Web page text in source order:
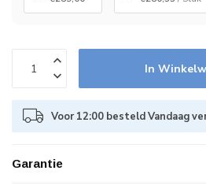
In
Voor 12:00 besteld Vandaag
Garantie